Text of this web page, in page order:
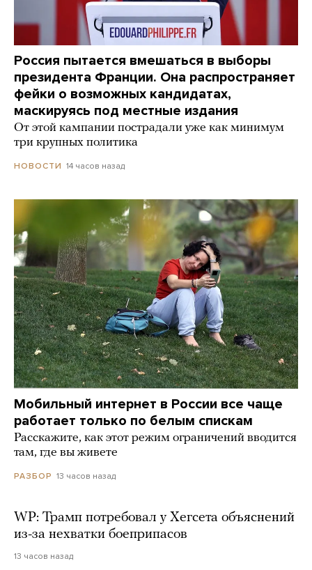
Россия пытается вмешаться в выборы
президента Франции. Она распространяет
фейки о возможных кандидатах,
маскируясь под местные издания
От этой кампании пострадали уже как минимум
три крупных политика
НОВОСТИ 14 часов назад
Мобильный интернет в России все чаще
работает только по белым спискам
Расскажите, как этот режим ограничений вводится
там, где вы живете
РАЗБОР 13 часов назад
WP: Трамп потребовал у Хегсета объяснений
из-за нехватки боеприпасов
13 часов назад